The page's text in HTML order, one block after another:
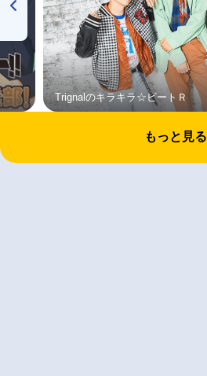
Trignalのキラキラ☆ビートＲ
もっと見る